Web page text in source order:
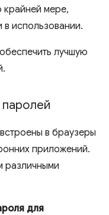
мере,
использовании.
лучшую
в браузеры
приложений.
различными
для